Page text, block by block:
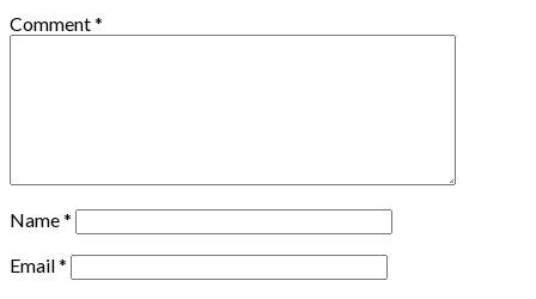
Comment*
Name*
Email*